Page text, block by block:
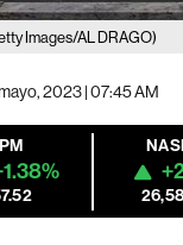
Images/AL DRAGO)
2023 | 07:45 AM